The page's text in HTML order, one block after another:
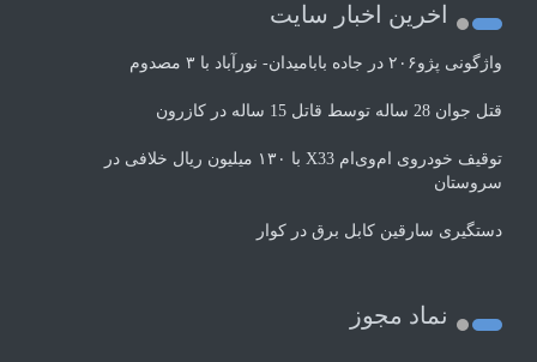
اخرین اخبار سایت
واژگونی پژو۲۰۶ در جاده بابامیدان- نورآباد با ۳ مصدوم
قتل جوان 28 ساله توسط قاتل 15 ساله در کازرون
توقیف خودروی ام‌وی‌ام X33 با ۱۳۰ میلیون ریال خلافی در
سروستان
دستگیری سارقین کابل برق در کوار
نماد مجوز